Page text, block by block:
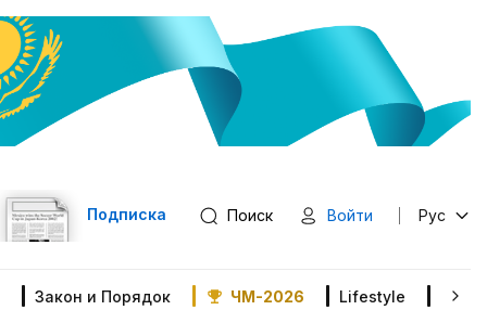
Подписка Поиск Войти Рус
Закон и Порядок ЧМ-2026 Lifestyle В